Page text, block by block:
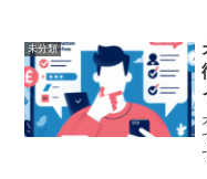
未分類